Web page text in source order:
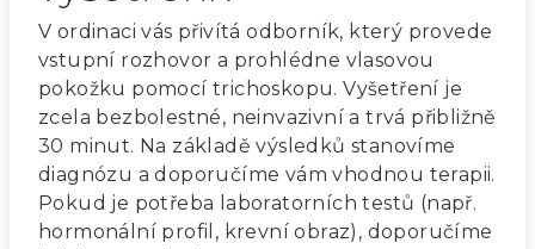
V ordinaci vás přivítá odborník, který provede
vstupní rozhovor a prohlédne vlasovou
pokožku pomocí trichoskopu. Vyšetření je
zcela bezbolestné, neinvazivní a trvá přibližně
30 minut. Na základě výsledků stanovíme
diagnózu a doporučíme vám vhodnou terapii.
Pokud je potřeba laboratorních testů (např.
hormonální profil, krevní obraz), doporučíme